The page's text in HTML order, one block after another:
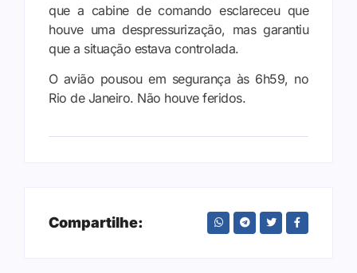
que a cabine de comando esclareceu que
houve uma despressurização, mas garantiu
que a situação estava controlada.
O avião pousou em segurança às 6h59, no
Rio de Janeiro. Não houve feridos.
Compartilhe: